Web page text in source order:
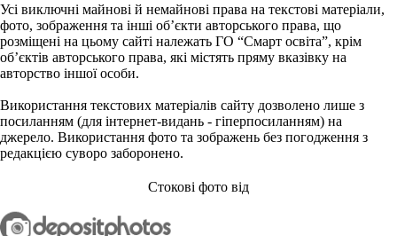
Усі виключні майнові й немайнові права на текстові матеріали,
фото, зображення та інші об’єкти авторського права, що
розміщені на цьому сайті належать ГО “Смарт освіта”, крім
об’єктів авторського права, які містять пряму вказівку на
авторство іншої особи.
Використання текстових матеріалів сайту дозволено лише з
посиланням (для інтернет-видань - гіперпосиланням) на
джерело. Використання фото та зображень без погодження з
редакцією суворо заборонено.
Стокові фото від